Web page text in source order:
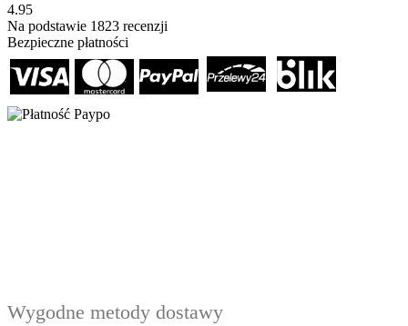
4.95
Na podstawie 1823 recenzji
Bezpieczne płatności
Wygodne metody dostawy